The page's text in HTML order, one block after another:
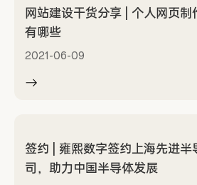
网站建设干货分享 | 个人网页
有哪些
2021-06-09
签约 | 雍熙数字签约上海先进半
司，助力中国半导体发展